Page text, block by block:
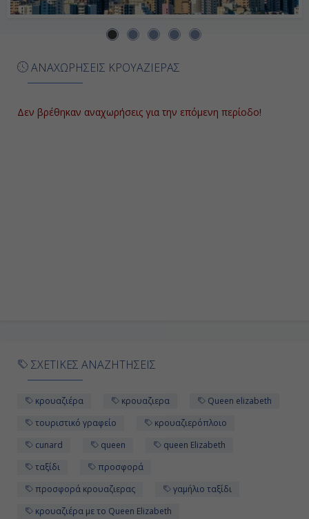
Ημέρα 10η
Τόκυο, Ιαπωνία
ΑΝΑΧΩΡΗΣΕΙΣ ΚΡΟΥΑΖΙΕΡΑΣ
Δεν βρέθηκαν αναχωρήσεις για την επόμενη περίοδο!
ΣΧΕΤΙΚΕΣ ΑΝΑΖΗΤΗΣΕΙΣ
κρουαζιέρα κρουαζιερα
Queen elizabeth
τουριστικό γραφείο
κρουαζιερόπλοιο
cunard
queen
queen Elizabeth
ταξίδι
προσφορά
προσφορά κρουαζιερας
γαμήλιο ταξίδι
κρουαζιέρα με το Queen Elizabeth